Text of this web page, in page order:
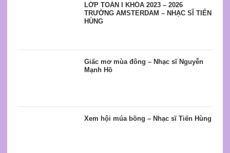
LỚP TOÁN I KHÓA 2023 – 2026
TRƯỜNG AMSTERDAM – NHẠC SĨ TIẾN
HÙNG
Giấc mơ mùa đông – Nhạc sĩ Nguyễn
Mạnh Hồ
Xem hội múa bồng – Nhạc sĩ Tiến Hùng